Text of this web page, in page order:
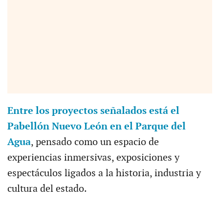
Entre los proyectos señalados está el
Pabellón Nuevo León en el Parque del
Agua, pensado como un espacio de
experiencias inmersivas, exposiciones y
espectáculos ligados a la historia, industria y
cultura del estado.